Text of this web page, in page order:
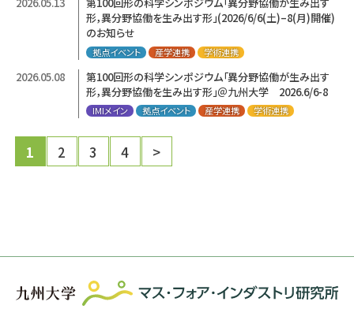
形，異分野協働を生み出す形」(2026/6/6(土)–8(月)開催)
のお知らせ
拠点イベント 産学連携 学術連携
2026.05.08
第100回形の科学シンポジウム「異分野協働が生み出す
形，異分野協働を生み出す形」＠九州大学 2026.6/6-8
IMIメイン 拠点イベント 産学連携 学術連携
1 2 3 4 >